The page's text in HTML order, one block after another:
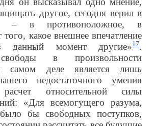
другое, сегодня верил в
– в противоположное, в
того, какое внешнее впечатление
данный момент другие»17.
в произвольности
самом деле является лишь
недостаточного умения
расчет относительной силы
«Для всемогущего разума,
бы свободных поступков,